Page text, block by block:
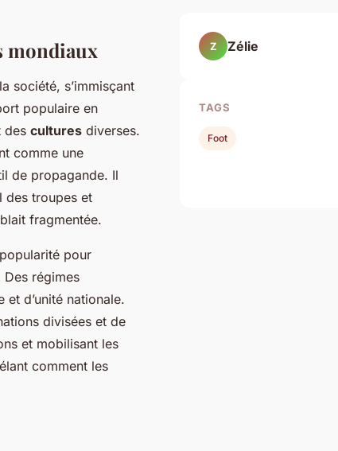
mondiaux
société, s’immisçant
populaire en
des cultures diverses.
comme une
de propagande. Il
des troupes et
fragmentée.
pour
Des régimes
d’unité nationale.
divisées et de
et mobilisant les
comment les
Z Zélie
TAGS
Foot